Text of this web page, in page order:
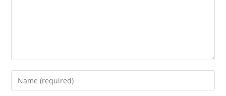
Enter
your